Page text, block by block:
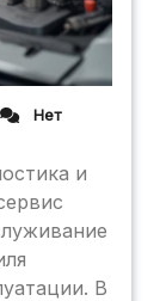
Нет
и
В